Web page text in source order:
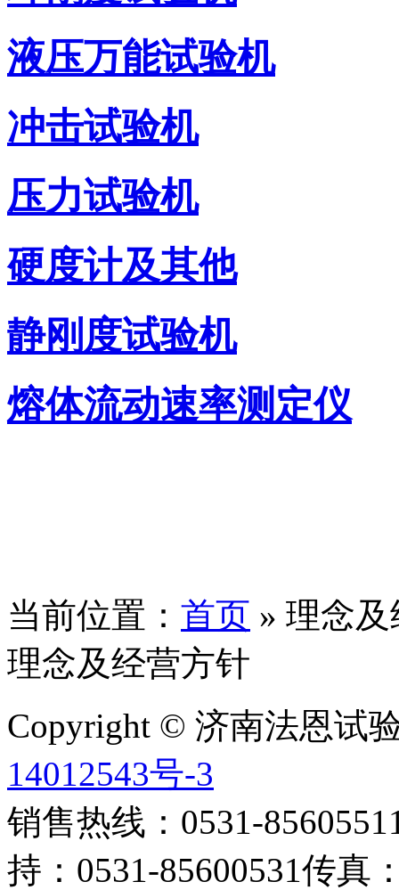
液压万能试验机
冲击试验机
压力试验机
硬度计及其他
静刚度试验机
熔体流动速率测定仪
当前位置： 首页 » 理念
理念及经营方针
Copyright © 济南法恩试
14012543号-3
销售热线：0531-
持：0531-85600531传真